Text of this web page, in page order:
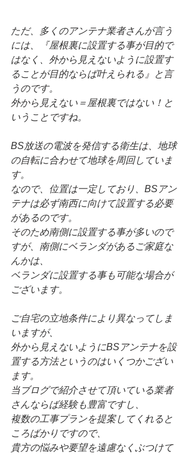
ただ、多くのアンテナ業者さんが言う
には、『屋根裏に設置する事が目的で
はなく、外から見えないように設置す
ることが目的ならば叶えられる』と言
うのです。
外から見えない＝屋根裏ではない！と
いうことですね。
BS放送の電波を発信する衛生は、地球
の自転に合わせて地球を周回していま
す。
なので、位置は一定しており、BSアン
テナは必ず南西に向けて設置する必要
があるのです。
そのため南側に設置する事が多いので
すが、南側にベランダがあるご家庭な
んかは、
ベランダに設置する事も可能な場合が
ございます。
ご自宅の立地条件により異なってしま
いますが、
外から見えないようにBSアンテナを設
置する方法というのはいくつかござい
ます。
当ブログで紹介させて頂いている業者
さんならば経験も豊富ですし、
複数の工事プランを提案してくれると
ころばかりですので、
貴方の悩みや要望を遠慮なくぶつけて